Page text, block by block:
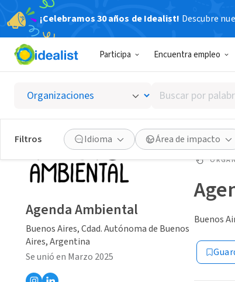
¡Celebramos 30 años de Idealist! Descubre
Participa Encuentra empleo
Buscar
por
palabra
clave
o
interés
Filtros Idioma Área de impacto
Buenos
Agenda Ambiental
Buenos Aires, Cdad. Autónoma de Buenos
Aires, Argentina
Se unió en Marzo 2025